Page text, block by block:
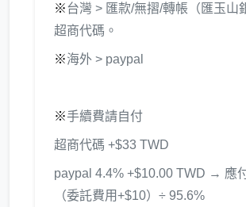
※台灣 > 匯款/無摺/轉帳（匯玉山
超商代碼。
※海外 > paypal
※手續費請自付
超商代碼 +$33 TWD
paypal 4.4% +$10.00 TWD → 應
（委託費用+$10）÷ 95.6%